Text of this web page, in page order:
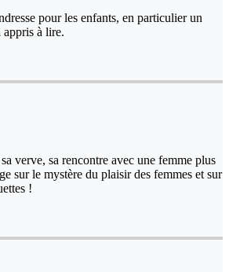
pour les enfants, en particulier un
à lire.
verve, sa rencontre avec une femme plus
sur le mystère du plaisir des femmes et sur
!